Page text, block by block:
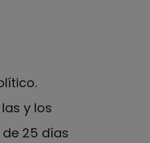
y los
25 días